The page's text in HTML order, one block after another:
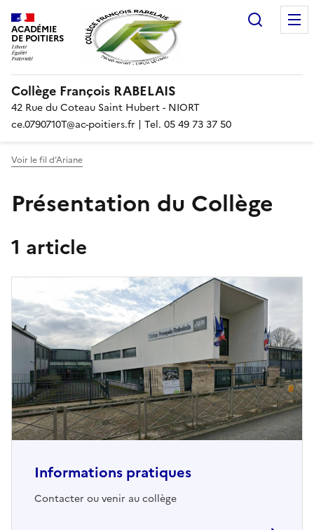
ACADÉMIE
DE POITIERS
Collège François RABELAIS
42 Rue du Coteau Saint Hubert - NIORT
ce.0790710T@ac-poitiers.fr | Tel. 05 49 73 37 50
Voir le fil d’Ariane
Présentation du Collège
1 article
Informations pratiques
Contacter ou venir au collège